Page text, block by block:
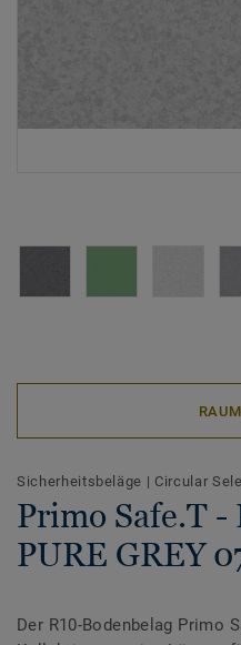
Sicherheitsbeläge | Circular
Primo Safe.T
PURE GREY
Der R10-Bodenbelag Primo